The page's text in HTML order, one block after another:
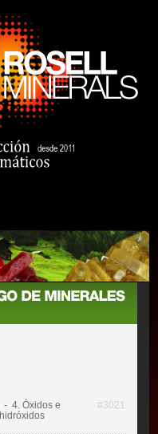
- 4. Óxidos e
hidróxidos
#3021